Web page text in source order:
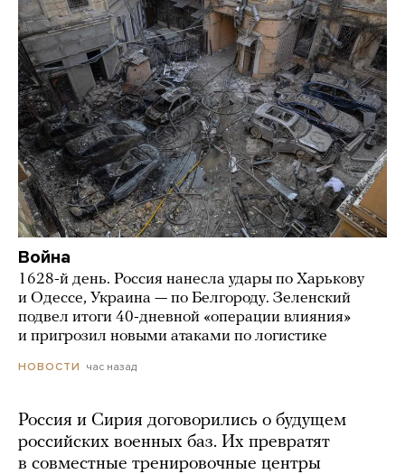
Война
1628-й день. Россия нанесла удары по Харькову
и Одессе, Украина — по Белгороду. Зеленский
подвел итоги 40-дневной «операции влияния»
и пригрозил новыми атаками по логистике
НОВОСТИ час назад
Россия и Сирия договорились о будущем
российских военных баз. Их превратят
в совместные тренировочные центры